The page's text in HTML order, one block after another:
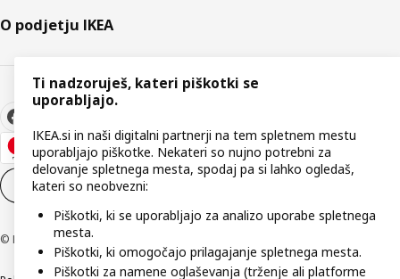
O podjetju IKEA
Nastavitve piškotkov
© Inter IKEA Systems B.V. 1999–2026
Ti nadzoruješ, kateri piškotki se
uporabljajo.
IKEA.si in naši digitalni partnerji na tem spletnem mestu
uporabljajo piškotke. Nekateri so nujno potrebni za
delovanje spletnega mesta, spodaj pa si lahko ogledaš,
kateri so neobvezni:
Piškotki, ki se uporabljajo za analizo uporabe spletnega
mesta.
Piškotki, ki omogočajo prilagajanje spletnega mesta.
Piškotki za namene oglaševanja (trženje ali platforme